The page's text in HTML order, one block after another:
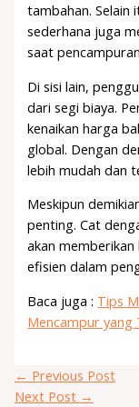
tambahan. Selain
sederhana juga
saat
Di sisi lain,
dari segi biaya.
kenaikan harga
global. Dengan
lebih mudah dan
Meskipun
penting. Cat
akan
efisien dalam
Baca juga : Tips
Mencampur yang
← Previous Post
Next Post →